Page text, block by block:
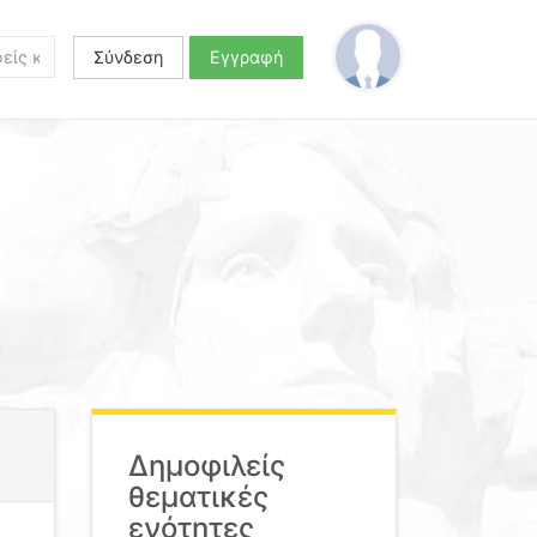
Σύνδεση Εγγραφή
Δημοφιλείς
θεματικές
ενότητες